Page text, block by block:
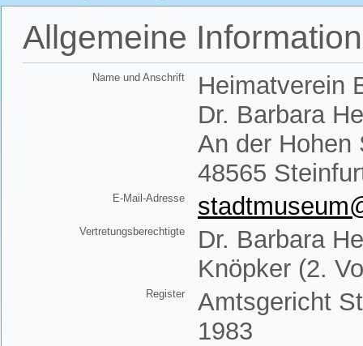
Allgemeine
Name und Anschrift
Heimatverein
Dr. Barbara
An der Hohen
48565
E-Mail-Adresse
Vertretungsberechtigte
Dr. Barbara
Knöpker (2.
Register
Amtsgericht
1983